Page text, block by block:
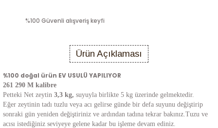
%100 Güvenli alışveriş keyfi
Ürün Açıklaması
%100 doğal ürün EV USULÜ YAPILIYOR
261 290 M kalibre
Petteki Net zeytin 3,3 kg, suyuyla birlikte 5 kg üzerinde gelmektedir.
Eğer zeytinin tadı tuzlu veya acı gelirse günde bir defa suyunu değiştirip
sonraki gün yeniden değiştiriniz ve ardından tadına tekrar bakınız.Tuzu ve
acısı istediğiniz seviyeye gelene kadar bu işleme devam ediniz.